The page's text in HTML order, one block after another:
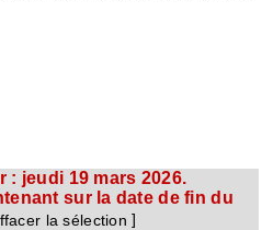
: jeudi 19 mars 2026.
sur la date de fin du
la sélection ]